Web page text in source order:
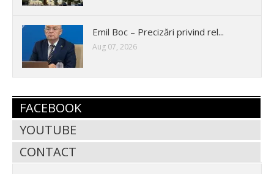
Emil Boc – Precizări privind rel...
Aug 07, 2026
FACEBOOK
YOUTUBE
CONTACT